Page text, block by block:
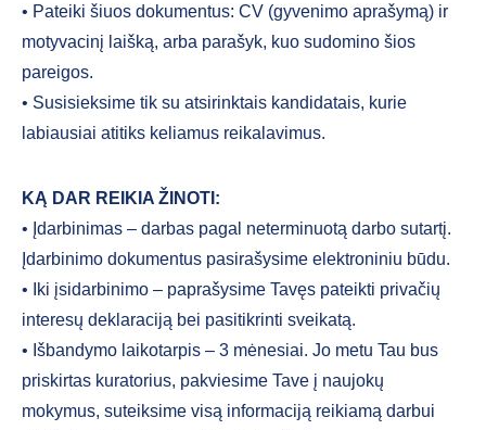
• Pateiki šiuos dokumentus: CV (gyvenimo aprašymą) ir
motyvacinį laišką, arba parašyk, kuo sudomino šios
pareigos.
• Susisieksime tik su atsirinktais kandidatais, kurie
labiausiai atitiks keliamus reikalavimus.
KĄ DAR REIKIA ŽINOTI:
• Įdarbinimas – darbas pagal neterminuotą darbo sutartį.
Įdarbinimo dokumentus pasirašysime elektroniniu būdu.
• Iki įsidarbinimo – paprašysime Tavęs pateikti privačių
interesų deklaraciją bei pasitikrinti sveikatą.
• Išbandymo laikotarpis – 3 mėnesiai. Jo metu Tau bus
priskirtas kuratorius, pakviesime Tave į naujokų
mokymus, suteiksime visą informaciją reikiamą darbui